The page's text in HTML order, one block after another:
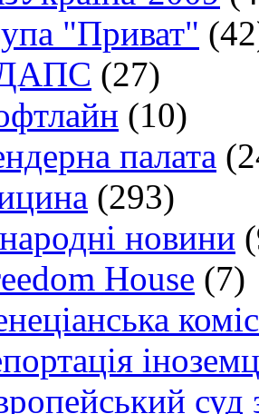
"Приват"
(27)
(10)
палата
(293)
новини
House (7)